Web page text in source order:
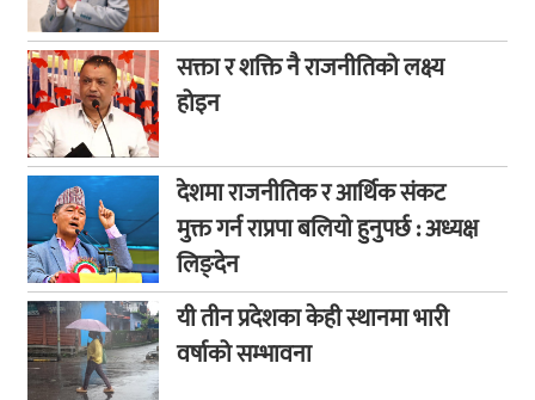
सक्ता र शक्ति नै राजनीतिको लक्ष्य
होइन
देशमा राजनीतिक र आर्थिक संकट
मुक्त गर्न राप्रपा बलियो हुनुपर्छ : अध्यक्ष
लिङ्देन
यी तीन प्रदेशका केही स्थानमा भारी
वर्षाको सम्भावना